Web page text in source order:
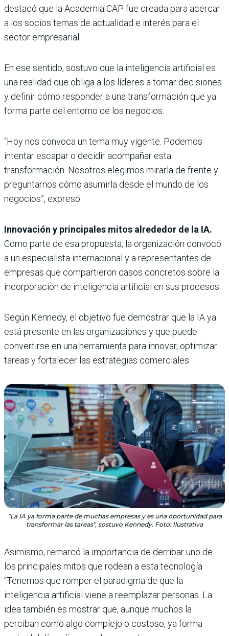
destacó que la Academia CAP fue creada para acercar
a los socios temas de actualidad e interés para el
sector empresarial.
En ese sentido, sostuvo que la inteligencia artificial es
una realidad que obliga a los líderes a tomar decisiones
y definir cómo responder a una transformación que ya
forma parte del entorno de los negocios.
“Hoy nos convoca un tema muy vigente. Podemos
intentar escapar o decidir acompañar esta
transformación. Nosotros elegimos mirarla de frente y
preguntarnos cómo asumirla desde el mundo de los
negocios”, expresó.
Innovación y principales mitos alrededor de la IA.
Como parte de esa propuesta, la organización convocó
a un especialista internacional y a representantes de
empresas que compartieron casos concretos sobre la
incorporación de inteligencia artificial en sus procesos.
Según Kennedy, el objetivo fue demostrar que la IA ya
está presente en las organizaciones y que puede
convertirse en una herramienta para innovar, optimizar
tareas y fortalecer las estrategias comerciales.
"La IA ya forma parte de muchas empresas y es una oportunidad para
transformar las tareas", sostuvo Kennedy. Foto: Ilustrativa
Asimismo, remarcó la importancia de derribar uno de
los principales mitos que rodean a esta tecnología.
“Tenemos que romper el paradigma de que la
inteligencia artificial viene a reemplazar personas. La
idea también es mostrar que, aunque muchos la
perciban como algo complejo o costoso, ya forma